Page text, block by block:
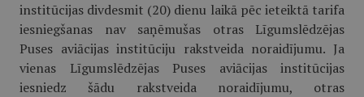
institūcijas divdesmit (20) dienu laikā pēc ieteiktā tarifa
iesniegšanas nav saņēmušas otras Līgumslēdzējas
Puses aviācijas institūciju rakstveida noraidījumu. Ja
vienas Līgumslēdzējas Puses aviācijas institūcijas
iesniedz šādu rakstveida noraidījumu, otras